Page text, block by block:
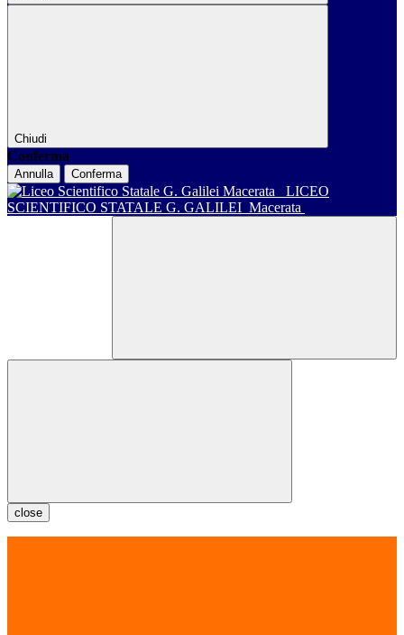
Chiudi
Conferma
Annulla Conferma
LICEO
SCIENTIFICO STATALE G. GALILEI Macerata
close